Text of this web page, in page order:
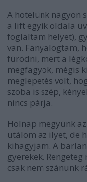
A hotelünk nagyon
a lift egyik oldala
foglaltam helyet),
van. Fanyalogtam,
fürödni, mert a
megfagyok, mégis
meglepetés volt,
szoba is szép,
nincs párja.
Holnap megyünk
utálom az ilyet, de
kihagyjam. A
gyerekek.
csak nem szánunk